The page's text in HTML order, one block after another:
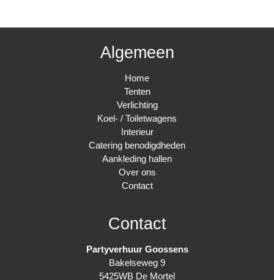
Algemeen
Home
Tenten
Verlichting
Koel- / Toiletwagens
Interieur
Catering benodigdheden
Aankleding hallen
Over ons
Contact
Contact
Partyverhuur Goossens
Bakelseweg 9
5425WB De Mortel